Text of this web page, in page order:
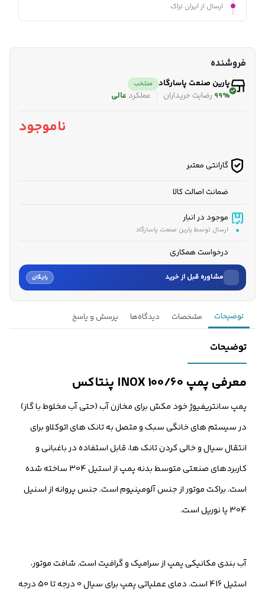
ارسال از ایران تراک
فروشنده
پارین صنعت پاسارگاد منتخب
99% رضایت خریداران عملکرد عالی
ناموجود
گارانتی معتبر
ضمانت اصالت کالا
موجود در انبار
ارسال توسط پارین صنعت پاسارگاد
درخواست همکاری
مشاوره قبل از خرید رایگان
نام
شماره موبایل
کارشناسان فروش درباره «پمپ جتی 1 اسب پنتاکس استیل INOX 100» با شما
تماس می‌گیرند.
ثبت درخواست مشاوره رایگان
توضیحات مشخصات دیدگاه‌ها پرسش و پاسخ
توضیحات
معرفی پمپ INOX 100/60 پنتاکس
پمپ سانتریفیوژ خود مکش برای مخازن آب (حتی آب مخلوط با گاز)
در سیستم های خانگی سبک و متصل به تانک های اتوکلاو برای
انتقال سیال و خالی کردن تانک ها، قابل استفاده در باغبانی و
کاربردهای صنعتی متوسط بدنه پمپ از استیل 304 ساخته شده
است. براکت موتور از جنس آلومینیوم است. جنس پروانه از اسنیل
304 یا نوریل است.
آب بندی مکانیکی پمپ از سرامیک و گرافیت است. شافت موتور،
استیل 416 است. دمای عملیاتی پمپ برای سیال 0 درجه تا 50 درجه